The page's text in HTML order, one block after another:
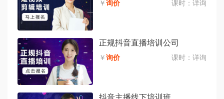
￥询价 课时： 详询
正规抖音直播培训公司
￥询价 课时： 详询
抖音主播线下培训班